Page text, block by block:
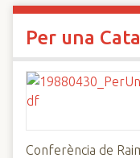
Per una
Conferència de